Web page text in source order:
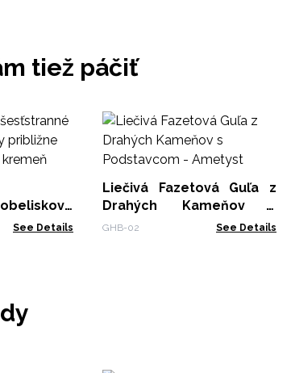
tiež páčiť
od 14 do
See Details
Liečivá Fazetová Guľa z
Drahých Kameňov s
Podstavcom - Ametyst
GHB-02 See Details